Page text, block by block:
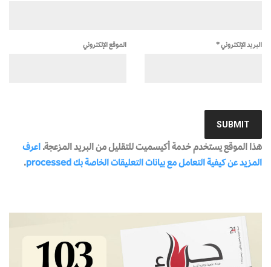
البريد الإلكتروني* الموقع الإلكتروني
هذا الموقع يستخدم خدمة أكيسميت للتقليل من البريد المزعجة. اعرف
المزيد عن كيفية التعامل مع بيانات التعليقات الخاصة بك processed
.